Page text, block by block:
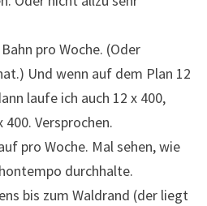
pro Woche. (Oder
Und wenn auf dem Plan 12
laufe ich auch 12 x 400,
Versprochen.
pro Woche. Mal sehen, wie
durchhalte.
bis zum Waldrand (der liegt